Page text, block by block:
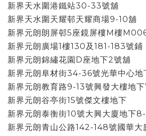
新界天水圍港鐵站30-33號舖
新界天水圍天耀邨天耀商場9-10舖
新界元朗朗屏邨5座鏡屏樓M樓
新界元朗廣場1樓130及181-183號鋪
新界元朗錦繡花園D座地下2號舖
新界元朗阜材街34-36號光華中心
新界元朗教育路9-13號興發大樓地
新界元朗谷亭街15號傑文樓地下
新界元朗泰衡街10號大興大廈地下
新界元朗青山公路142-148號國華大